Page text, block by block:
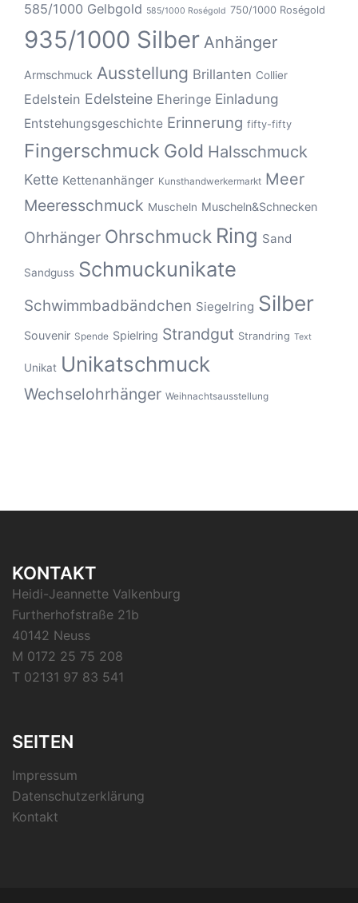
585/1000 Gelbgold 585/1000 Roségold 750/1000 Roségold
935/1000 Silber Anhänger
Armschmuck Ausstellung Brillanten Collier
Edelstein Edelsteine Eheringe Einladung
Entstehungsgeschichte Erinnerung fifty-fifty
Fingerschmuck Gold Halsschmuck
Kette Kettenanhänger Kunsthandwerkermarkt Meer
Meeresschmuck Muscheln Muscheln&Schnecken
Ohrhänger Ohrschmuck Ring Sand
Sandguss Schmuckunikate
Schwimmbadbändchen Siegelring Silber
Souvenir Spende Spielring Strandgut Strandring Text
Unikat Unikatschmuck
Wechselohrhänger Weihnachtsausstellung
KONTAKT
Heidi-Jeannette Valkenburg
Furtherhofstraße 21b
40142 Neuss
M 0172 25 75 208
T 02131 97 83 541
SEITEN
Impressum
Datenschutzerklärung
Kontakt